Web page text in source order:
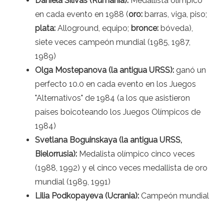
en cada evento en 1988 (oro: barras, viga, piso;
plata: Alloground, equipo; bronce: bóveda),
siete veces campeón mundial (1985, 1987,
1989)
Olga Mostepanova (la antigua URSS): ganó un
perfecto 10.0 en cada evento en los Juegos
"Alternativos" de 1984 (a los que asistieron
países boicoteando los Juegos Olímpicos de
1984)
Svetlana Boguinskaya (la antigua URSS,
Bielorrusia): Medalista olímpico cinco veces
(1988, 1992) y el cinco veces medallista de oro
mundial (1989, 1991)
Lilia Podkopayeva (Ucrania): Campeón mundial